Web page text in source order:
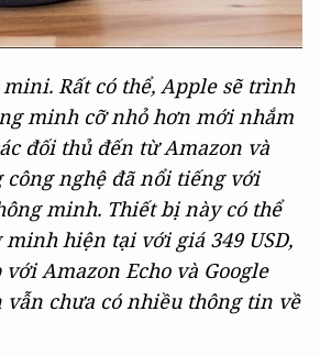
Rất có thể, Apple sẽ trình
minh cỡ nhỏ hơn mới nhắm
đối thủ đến từ Amazon và
công nghệ đã nổi tiếng với
minh. Thiết bị này có thể
hiện tại với giá 349 USD,
Amazon Echo và Google
chưa có nhiều thông tin về